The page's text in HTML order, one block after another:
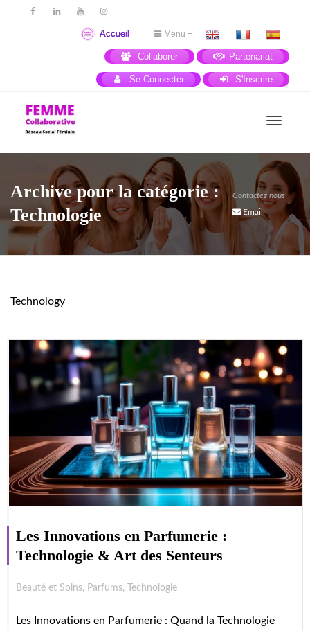
Accueil Menu +
Collaborer Partenariat
Se Connecter S'Inscrire
Archive pour la catégorie :
Technologie
Contactez nous
Email
Technology
Les Innovations en Parfumerie :
Technologie & Art des Senteurs
Beauté et Soins, Parfums, Technologie
Les Innovations en Parfumerie : Quand la Technologie